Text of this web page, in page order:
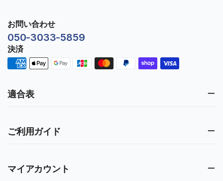
お問い合わせ
050-3033-5859
決済
適合表
ご利用ガイド
マイアカウント